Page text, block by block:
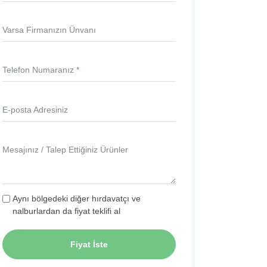
Varsa Firmanızın Ünvanı
Telefon Numaranız *
E-posta Adresiniz
Mesajınız / Talep Ettiğiniz Ürünler
Aynı bölgedeki diğer hırdavatçı ve
nalburlardan da fiyat teklifi al
Fiyat İste